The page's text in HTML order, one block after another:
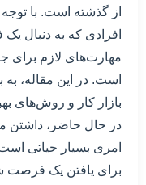
از گذشته است. با
افرادی که به دنبال
مهارت‌های لازم
است. در این مقاله،
بازار کار و روش‌های
در حال حاضر، داشتن
امری بسیار حیاتی
برای یافتن یک فرصت